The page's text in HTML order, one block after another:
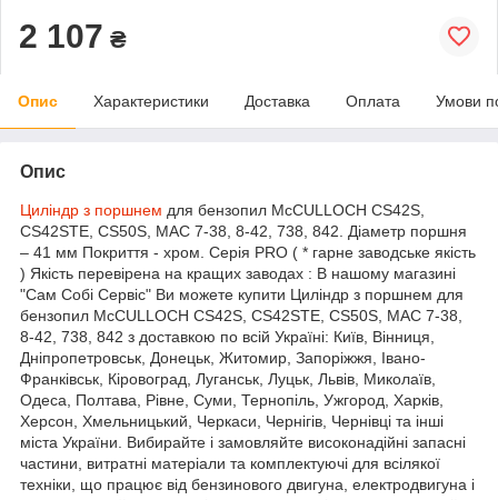
2 107 ₴
Опис Характеристики Доставка Оплата Умови
Опис
Циліндр з поршнем для бензопил McCULLOCH CS42S,
CS42STE, CS50S, MAC 7-38, 8-42, 738, 842. Діаметр поршня
– 41 мм Покриття - хром. Серія PRO ( * гарне заводське якість
) Якість перевірена на кращих заводах : В нашому магазині
"Сам Собі Сервіс" Ви можете купити Циліндр з поршнем для
бензопил McCULLOCH CS42S, CS42STE, CS50S, MAC 7-38,
8-42, 738, 842 з доставкою по всій Україні: Київ, Вінниця,
Дніпропетровськ, Донецьк, Житомир, Запоріжжя, Івано-
Франківськ, Кіровоград, Луганськ, Луцьк, Львів, Миколаїв,
Одеса, Полтава, Рівне, Суми, Тернопіль, Ужгород, Харків,
Херсон, Хмельницький, Черкаси, Чернігів, Чернівці та інші
міста України. Вибирайте і замовляйте високонадійні запасні
частини, витратні матеріали та комплектуючі для всілякої
техніки, що працює від бензинового двигуна, електродвигуна і